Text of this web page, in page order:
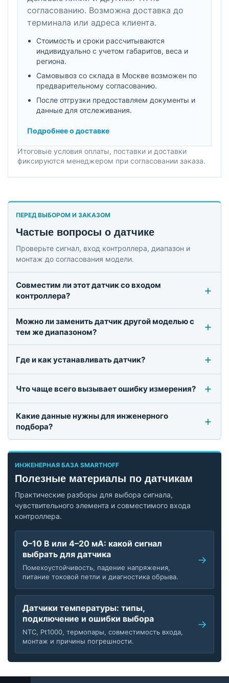
согласованию. Возможна доставка до
терминала или адреса клиента.
Стоимость и сроки рассчитываются
индивидуально с учетом габаритов, веса и
региона.
Самовывоз со склада в Москве возможен по
предварительному согласованию.
После отгрузки предоставляем документы и
данные для отслеживания.
Подробнее о доставке
Итоговые условия оплаты, поставки и доставки
фиксируются менеджером при согласовании заказа.
ПЕРЕД ВЫБОРОМ И ЗАКАЗОМ
Частые вопросы о датчике
Проверьте сигнал, вход контроллера, диапазон и
монтаж до согласования модели.
Совместим ли этот датчик со входом
контроллера?
Можно ли заменить датчик другой моделью с
тем же диапазоном?
Где и как устанавливать датчик?
Что чаще всего вызывает ошибку измерения?
Какие данные нужны для инженерного
подбора?
ИНЖЕНЕРНАЯ БАЗА SMARTHOFF
Полезные материалы по датчикам
Практические разборы для выбора сигнала,
чувствительного элемента и совместимого входа
контроллера.
0–10 В или 4–20 мА: какой сигнал
выбрать для датчика
Помехоустойчивость, падение напряжения,
питание токовой петли и диагностика обрыва.
Датчики температуры: типы,
подключение и ошибки выбора
NTC, Pt1000, термопары, совместимость входа,
монтаж и причины погрешности.